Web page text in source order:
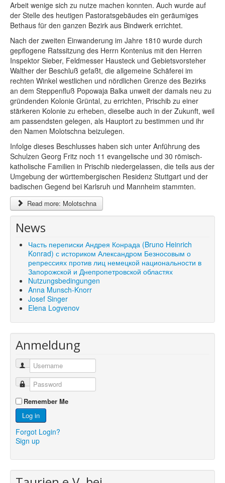
Arbeit wenige sich zu nutze machen konnten. Auch wurde auf
der Stelle des heutigen Pastoratsgebäudes ein geräumiges
Bethaus für den ganzen Bezirk aus Bindwerk errichtet.
Nach der zweiten Einwanderung im Jahre 1810 wurde durch
gepflogene Ratssitzung des Herrn Kontenius mit den Herren
Inspektor Sieber, Feldmesser Hausteck und Gebietsvorsteher
Walther der Beschluß gefaßt, die allgemeine Schäferei im
rechten Winkel westlichen und nördlichen Grenze des Bezirks
an dem Steppenfluß Popowaja Balka unweit der damals neu zu
gründenden Kolonie Grüntal, zu errichten, Prischib zu einer
stärkeren Kolonie zu erheben, dieselbe auch in der Zukunft, weil
am passendsten gelegen, als Hauptort zu bestimmen und ihr
den Namen Molotschna beizulegen.
Infolge dieses Beschlusses haben sich unter Anführung des
Schulzen Georg Fritz noch 11 evangelische und 30 römisch-
katholische Familien in Prischib niedergelassen, die teils aus der
Umgebung der württembergischen Residenz Stuttgart und der
badischen Gegend bei Karlsruh und Mannheim stammten.
Read more: Molotschna
News
Часть переписки Андрея Конрада (Bruno Heinrich
Konrad) с историком Александром Безносовым о
репрессиях против лиц немецкой национальности в
Запорожской и Днепропетровской областях
Nutzungsbedingungen
Anna Munsch-Knorr
Josef Singer
Elena Logvenov
Anmeldung
Remember Me
Log in
Forgot Login?
Sign up